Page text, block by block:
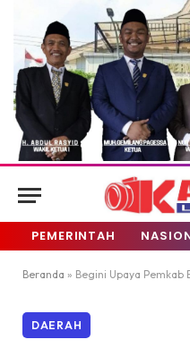
PEMERINTAH
Beranda » Begini Upaya Pemkab
DAERAH